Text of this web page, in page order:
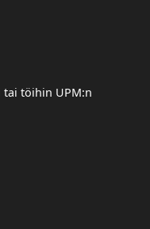
tai töihin UPM:n